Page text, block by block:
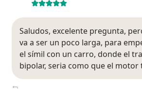
Saludos, excelente pregunta,
va a ser un poco larga, para
el símil con un carro, donde el
bipolar, seria como que el